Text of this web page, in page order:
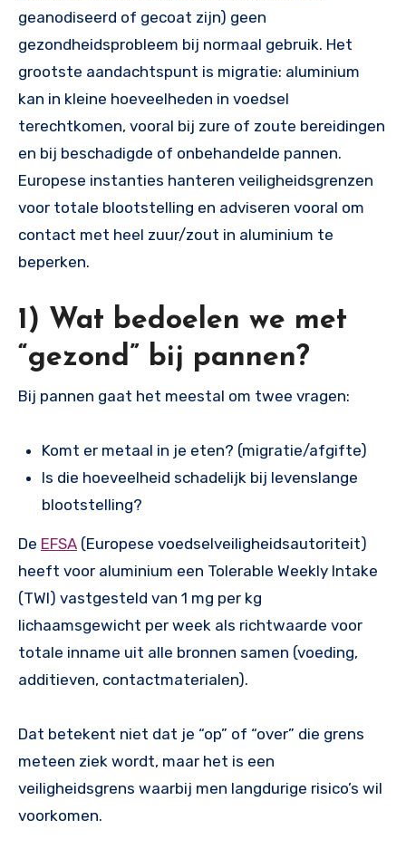
geanodiseerd of gecoat zijn) geen
gezondheidsprobleem bij normaal gebruik. Het
grootste aandachtspunt is migratie: aluminium
kan in kleine hoeveelheden in voedsel
terechtkomen, vooral bij zure of zoute bereidingen
en bij beschadigde of onbehandelde pannen.
Europese instanties hanteren veiligheidsgrenzen
voor totale blootstelling en adviseren vooral om
contact met heel zuur/zout in aluminium te
beperken.
1) Wat bedoelen we met
“gezond” bij pannen?
Bij pannen gaat het meestal om twee vragen:
Komt er metaal in je eten? (migratie/afgifte)
Is die hoeveelheid schadelijk bij levenslange
blootstelling?
De EFSA (Europese voedselveiligheidsautoriteit)
heeft voor aluminium een Tolerable Weekly Intake
(TWI) vastgesteld van 1 mg per kg
lichaamsgewicht per week als richtwaarde voor
totale inname uit alle bronnen samen (voeding,
additieven, contactmaterialen).
Dat betekent niet dat je “op” of “over” die grens
meteen ziek wordt, maar het is een
veiligheidsgrens waarbij men langdurige risico’s wil
voorkomen.